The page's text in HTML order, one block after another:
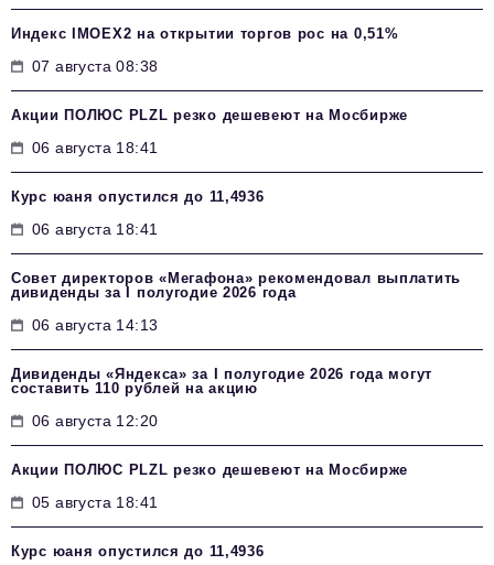
Индекс IMOEX2 на открытии торгов рос на 0,51%
07 августа 08:38
Акции ПОЛЮС PLZL резко дешевеют на Мосбирже
06 августа 18:41
Курс юаня опустился до 11,4936
06 августа 18:41
Совет директоров «Мегафона» рекомендовал выплатить
дивиденды за I полугодие 2026 года
06 августа 14:13
Дивиденды «Яндекса» за I полугодие 2026 года могут
составить 110 рублей на акцию
06 августа 12:20
Акции ПОЛЮС PLZL резко дешевеют на Мосбирже
05 августа 18:41
Курс юаня опустился до 11,4936